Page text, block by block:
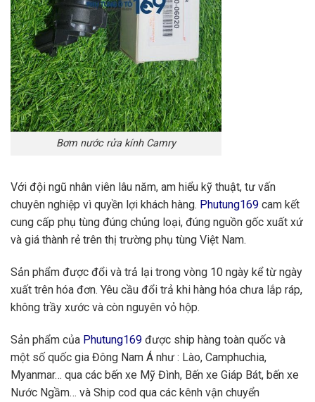
Bơm nước rửa kính Camry
Với đội ngũ nhân viên lâu năm, am hiểu kỹ thuật, tư vấn
chuyên nghiệp vì quyền lợi khách hàng. Phutung169 cam kết
cung cấp phụ tùng đúng chủng loại, đúng nguồn gốc xuất xứ
và giá thành rẻ trên thị trường phụ tùng Việt Nam.
Sản phẩm được đổi và trả lại trong vòng 10 ngày kể từ ngày
xuất trên hóa đơn. Yêu cầu đổi trả khi hàng hóa chưa lắp ráp,
không trầy xước và còn nguyên vỏ hộp.
Sản phẩm của Phutung169 được ship hàng toàn quốc và
một số quốc gia Đông Nam Á như : Lào, Camphuchia,
Myanmar… qua các bến xe Mỹ Đình, Bến xe Giáp Bát, bến xe
Nước Ngầm… và Ship cod qua các kênh vận chuyển